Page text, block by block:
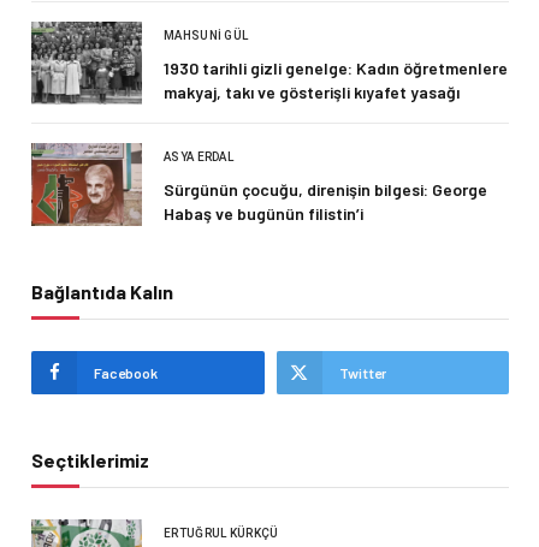
MAHSUNI GÜL
1930 tarihli gizli genelge: Kadın öğretmenlere
makyaj, takı ve gösterişli kıyafet yasağı
ASYA ERDAL
Sürgünün çocuğu, direnişin bilgesi: George
Habaş ve bugünün filistin’i
Bağlantıda Kalın
Facebook Twitter
Seçtiklerimiz
ERTUĞRUL KÜRKÇÜ